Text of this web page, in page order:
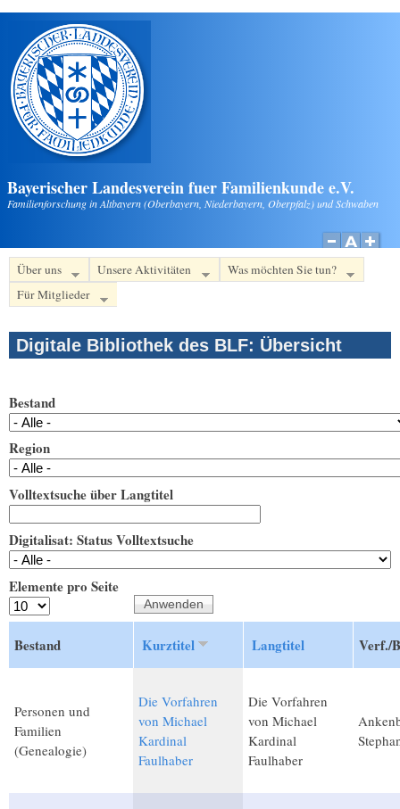
Direkt zum Inhalt
Bayerischer Landesverein fuer Familienkunde e.V.
Familienforschung in Altbayern (Oberbayern, Niederbayern, Oberpfalz) und Schwaben
Über uns Unsere Aktivitäten
Was möchten Sie tun?
Für Mitglieder
Digitale Bibliothek des BLF: Übersicht
Bestand
Region
Volltextsuche über Langtitel
Digitalisat: Status Volltextsuche
Elemente pro Seite
Bestand Kurztitel Langtitel Verf./
Personen und
Familien
(Genealogie)
Die Vorfahren
von Michael
Kardinal
Faulhaber
Die Vorfahren
von Michael
Kardinal
Faulhaber